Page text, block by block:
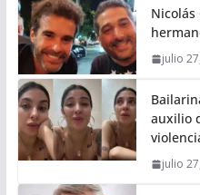
Nicolás
julio
auxilio
julio